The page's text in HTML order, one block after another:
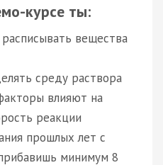
курсе ты:
вещества
среду раствора
влияют на
реакции
прошлых лет с
минимум 8